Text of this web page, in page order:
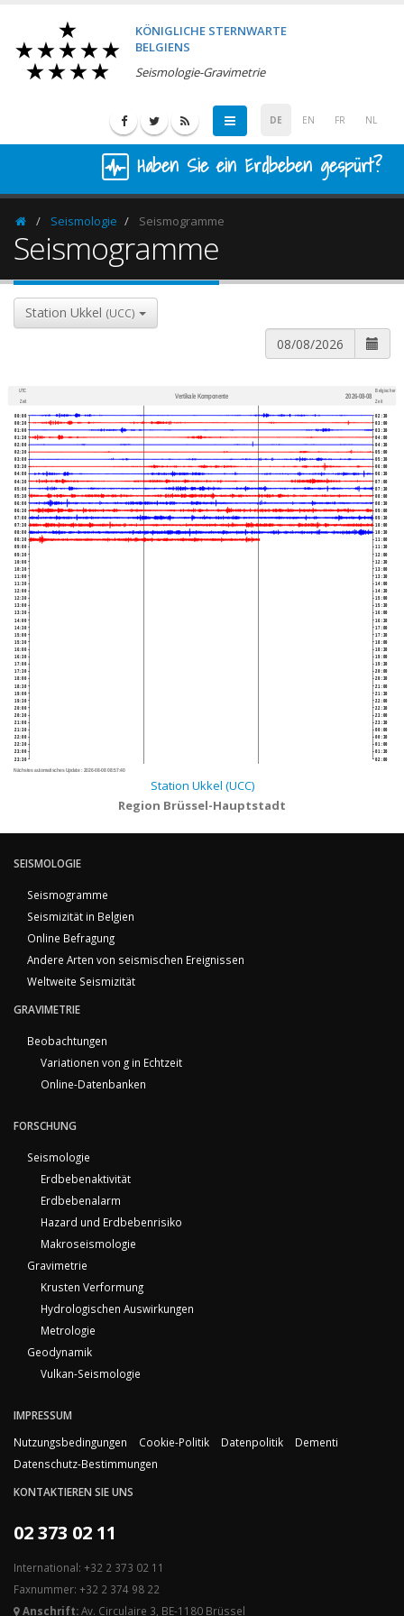
KÖNIGLICHE STERNWARTE
BELGIENS
Seismologie-Gravimetrie
DE EN FR NL
Haben Sie ein Erdbeben gespürt?
HomepageSeismologie Seismogramme
Seismogramme
Station Ukkel (UCC)
UTC
Zeit
Vertikale Komponente 2026-08-08
Belgischer
Zeit
00:00
00:30
01:00
01:30
02:00
02:30
03:00
03:30
04:00
04:30
05:00
05:30
06:00
06:30
07:00
07:30
08:00
08:30
09:00
09:30
10:00
10:30
11:00
11:30
12:00
12:30
13:00
13:30
14:00
14:30
15:00
15:30
16:00
16:30
17:00
17:30
18:00
18:30
19:00
19:30
20:00
20:30
21:00
21:30
22:00
22:30
23:00
23:30
02:30
03:00
03:30
04:00
04:30
05:00
05:30
06:00
06:30
07:00
07:30
08:00
08:30
09:00
09:30
10:00
10:30
11:00
11:30
12:00
12:30
13:00
13:30
14:00
14:30
15:00
15:30
16:00
16:30
17:00
17:30
18:00
18:30
19:00
19:30
20:00
20:30
21:00
21:30
22:00
22:30
23:00
23:30
00:00
00:30
01:00
01:30
02:00
Nächstes automatisches Update : 2026-08-08 08:57:40
Station Ukkel (UCC)
Region Brüssel-Hauptstadt
SEISMOLOGIE
Seismogramme
Seismizität in Belgien
Online Befragung
Andere Arten von seismischen Ereignissen
Weltweite Seismizität
GRAVIMETRIE
Beobachtungen
Variationen von g in Echtzeit
Online-Datenbanken
FORSCHUNG
Seismologie
Erdbebenaktivität
Erdbebenalarm
Hazard und Erdbebenrisiko
Makroseismologie
Gravimetrie
Krusten Verformung
Hydrologischen Auswirkungen
Metrologie
Geodynamik
Vulkan-Seismologie
IMPRESSUM
Nutzungsbedingungen
Cookie-Politik Datenpolitik
Dementi
Datenschutz-Bestimmungen
KONTAKTIEREN SIE UNS
02 373 02 11
International: +32 2 373 02 11
Faxnummer: +32 2 374 98 22
Anschrift:Av. Circulaire 3, BE-1180 Brüssel